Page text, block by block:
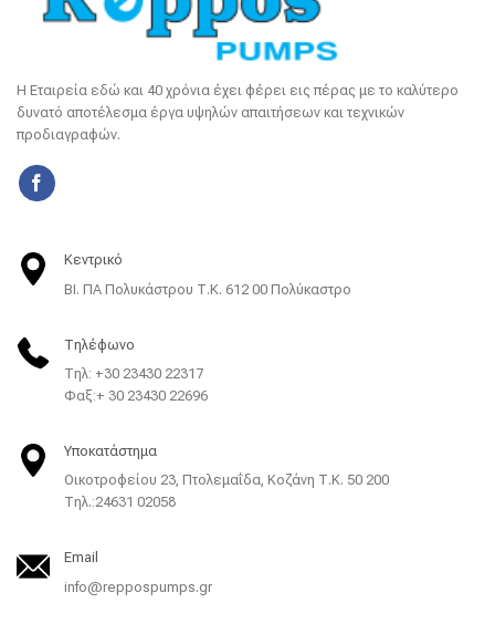
Η Εταιρεία εδώ και 40 χρόνια έχει φέρει εις πέρας με το καλύτερο
δυνατό αποτέλεσμα έργα υψηλών απαιτήσεων και τεχνικών
προδιαγραφών.
Κεντρικό
ΒΙ. ΠΑ Πολυκάστρου Τ.Κ. 612 00 Πολύκαστρο
Τηλέφωνο
Τηλ: +30 23430 22317
Φαξ:+ 30 23430 22696
Υποκατάστημα
Οικοτροφείου 23, Πτολεμαΐδα, Κοζάνη Τ.Κ. 50 200
Tηλ.:24631 02058
Email
info@reppospumps.gr